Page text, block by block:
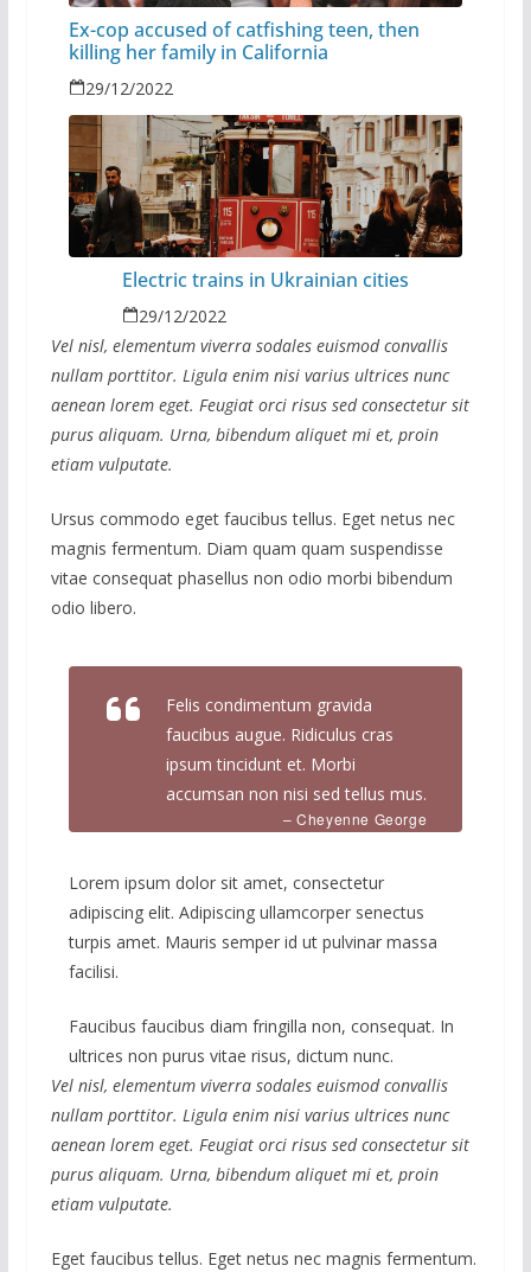
Ex-cop accused of catfishing teen, then
killing her family in California
29/12/2022
Electric trains in Ukrainian cities
29/12/2022
Vel nisl, elementum viverra sodales euismod convallis
nullam porttitor. Ligula enim nisi varius ultrices nunc
aenean lorem eget. Feugiat orci risus sed consectetur sit
purus aliquam. Urna, bibendum aliquet mi et, proin
etiam vulputate.
Ursus commodo eget faucibus tellus. Eget netus nec
magnis fermentum. Diam quam quam suspendisse
vitae consequat phasellus non odio morbi bibendum
odio libero.
Felis condimentum gravida
faucibus augue. Ridiculus cras
ipsum tincidunt et. Morbi
accumsan non nisi sed tellus mus.
– Cheyenne George
Lorem ipsum dolor sit amet, consectetur
adipiscing elit. Adipiscing ullamcorper senectus
turpis amet. Mauris semper id ut pulvinar massa
facilisi.
Faucibus faucibus diam fringilla non, consequat. In
ultrices non purus vitae risus, dictum nunc.
Vel nisl, elementum viverra sodales euismod convallis
nullam porttitor. Ligula enim nisi varius ultrices nunc
aenean lorem eget. Feugiat orci risus sed consectetur sit
purus aliquam. Urna, bibendum aliquet mi et, proin
etiam vulputate.
Eget faucibus tellus. Eget netus nec magnis fermentum.